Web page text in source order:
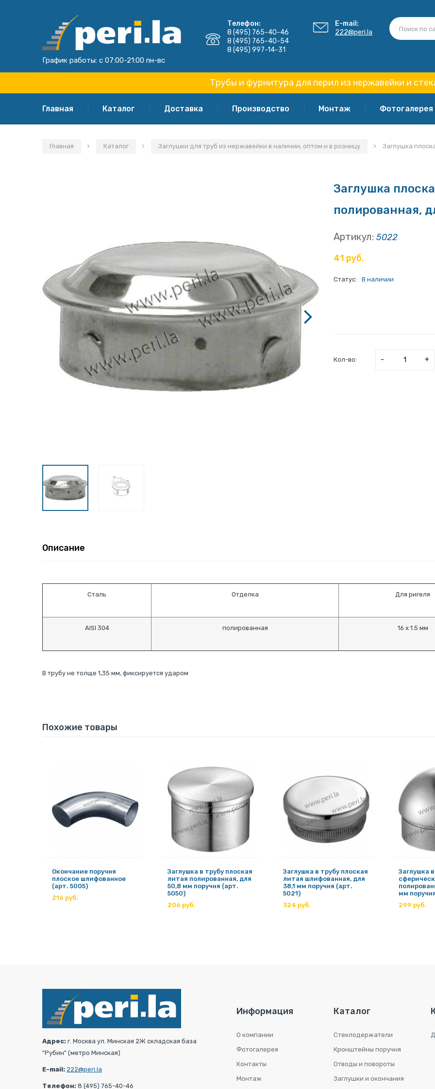
График работы: с 07:00-21:00 пн-вс
Телефон:
8 (495) 765-40-46
8 (495) 765-40-54
8 (495) 997-14-31
E-mail:
222@peri.la
Трубы и фурнитура для перил из нержавейки и
Главная Каталог Доставка Производство Монтаж Фотогалерея
Главная Каталог Заглушки для труб из нержавейки в наличии, оптом и в розницу Заглушка
Заглушка
полированная,
Артикул: 5022
41 руб.
Статус: В наличии
Кол-во: - +
Описание
Сталь Отделка Для ригеля
AISI 304 полированная 16 х 1.5 мм
В трубу не толще 1,35 мм, фиксируется ударом
Похожие товары
Окончание поручня
плоское шлифованное
(арт. 5005)
216 руб.
Заглушка в трубу плоская
литая полированная, для
50,8 мм поручня (арт.
5050)
206 руб.
Заглушка в трубу плоская
литая шлифованная, для
38,1 мм поручня (арт.
5021)
324 руб.
Заглушка
мм
299 руб.
Адрес: г. Москва ул. Минская 2Ж складская база
"Рубин" (метро Минская)
E-mail: 222@peri.la
Телефон: 8 (495) 765-40-46
Информация
О компании
Фотогалерея
Контакты
Монтаж
Каталог
Стеклодержатели
Кронштейны поручня
Отводы и повороты
Заглушки и окончания